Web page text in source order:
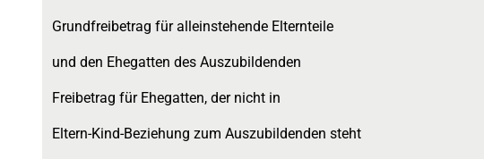
Grundfreibetrag für alleinstehende Elternteile
und den Ehegatten des Auszubildenden
Freibetrag für Ehegatten, der nicht in
Eltern-Kind-Beziehung zum Auszubildenden steht